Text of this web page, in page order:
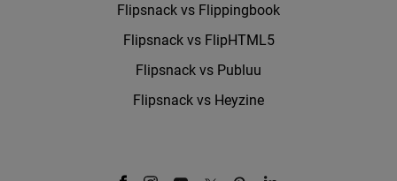
Flipsnack vs Flippingbook
Flipsnack vs FlipHTML5
Flipsnack vs Publuu
Flipsnack vs Heyzine